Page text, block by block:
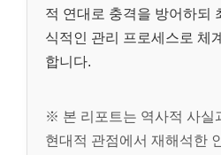
적 연대로 충격을 방어하되
식적인 관리 프로세스로 체
합니다.
※ 본 리포트는 역사적 사실
현대적 관점에서 재해석한